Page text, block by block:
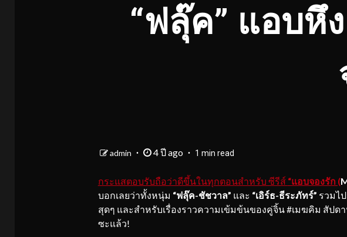
“ฟลุ๊ค” แอบหึ
admin 4 ปี ago 1 min read
กระแสตอบรับถือว่าดีขึ้นในทุกตอนสำหรับ ซีรีส์ “แอบจองรัก (
บอกเลยว่าทั้งหนุ่ม “ฟลุ๊ค-ชัชวาล” และ “เอิร์ธ-ธีระภัทร์” รวมไ
สุดๆ และสำหรับเรื่องราวความเข้มข้นของคู่จิ้น #เมฆคิม สัป
ซะแล้ว!